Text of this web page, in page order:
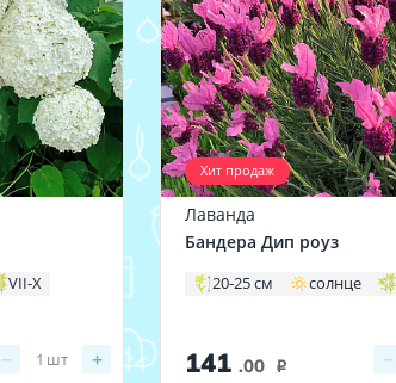
VII-X
− +
1 шт
Хит продаж
Лаванда
Бандера Дип роуз
20-25 см солнце
141 .00 i −